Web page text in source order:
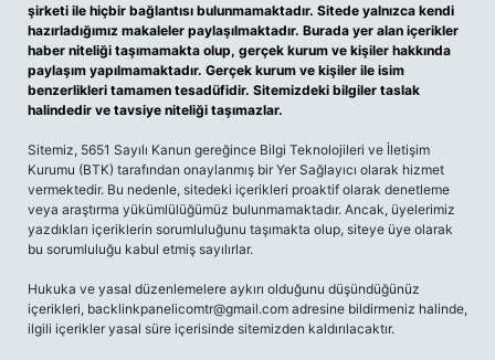
şirketi ile hiçbir bağlantısı bulunmamaktadır. Sitede yalnızca kendi
hazırladığımız makaleler paylaşılmaktadır. Burada yer alan içerikler
haber niteliği taşımamakta olup, gerçek kurum ve kişiler hakkında
paylaşım yapılmamaktadır. Gerçek kurum ve kişiler ile isim
benzerlikleri tamamen tesadüfidir. Sitemizdeki bilgiler taslak
halindedir ve tavsiye niteliği taşımazlar.
Sitemiz, 5651 Sayılı Kanun gereğince Bilgi Teknolojileri ve İletişim
Kurumu (BTK) tarafından onaylanmış bir Yer Sağlayıcı olarak hizmet
vermektedir. Bu nedenle, sitedeki içerikleri proaktif olarak denetleme
veya araştırma yükümlülüğümüz bulunmamaktadır. Ancak, üyelerimiz
yazdıkları içeriklerin sorumluluğunu taşımakta olup, siteye üye olarak
bu sorumluluğu kabul etmiş sayılırlar.
Hukuka ve yasal düzenlemelere aykırı olduğunu düşündüğünüz
içerikleri, backlinkpanelicomtr@gmail.com adresine bildirmeniz halinde,
ilgili içerikler yasal süre içerisinde sitemizden kaldırılacaktır.